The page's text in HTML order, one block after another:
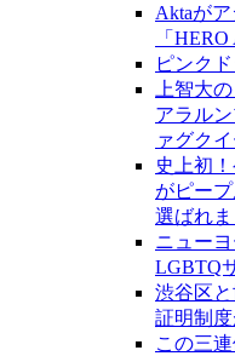
Aktaが
「
ピンク
上智大
アラル
ァグク
史上初
がピー
選ばれま
ニュー
LGBTQ
渋谷区
証明制
この三